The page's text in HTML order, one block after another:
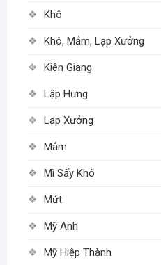
Khô
Khô, Mắm, Lạp Xưởng
Kiên Giang
Lập Hưng
Lạp Xưởng
Mắm
Mì Sấy Khô
Mứt
Mỹ Anh
Mỹ Hiệp Thành